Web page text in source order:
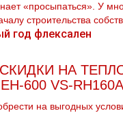
«просыпаться». У
строительства
НА
600 VS-
на выгодных